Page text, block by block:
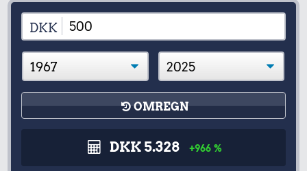
DKK
OMREGN
DKK 5.328 +966 %